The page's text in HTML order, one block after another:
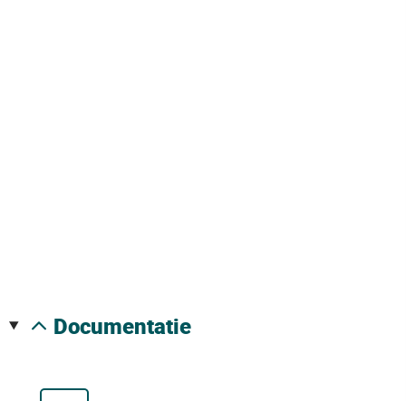
documentatie